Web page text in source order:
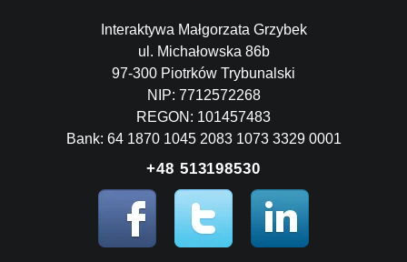
Interaktywa Małgorzata Grzybek
ul. Michałowska 86b
97-300 Piotrków Trybunalski
NIP: 7712572268
REGON: 101457483
Bank: 64 1870 1045 2083 1073 3329 0001
+48 513198530